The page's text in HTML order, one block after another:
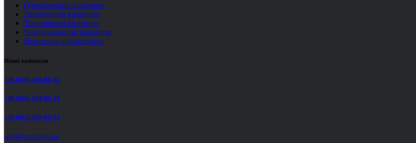
Однокімнатні квартири
Двокімнатні квартири
Трикімнатні квартири
Чотирикімнатні квартири
Нежитлові приміщення
Наші контакти
+38 (050) 249-00-55
+38 (098) 249-00-55
+38 (063) 249-00-55
sale@vcp.kiev.ua